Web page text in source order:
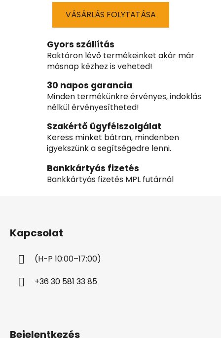
VÁSÁRLÁS FOLYTATÁSA
Gyors szállítás
Raktáron lévő termékeinket akár már
másnap kézhez is veheted!
30 napos garancia
Minden termékünkre érvényes, indoklás
nélkül érvényesítheted!
Szakértő ügyfélszolgálat
Keress minket bátran, mindenben
igyekszünk a segítségedre lenni.
Bankkártyás fizetés
Bankkártyás fizetés MPL futárnál
Kapcsolat
(H-P 10:00–17:00)
+36 30 581 33 85
Bejelentkezés